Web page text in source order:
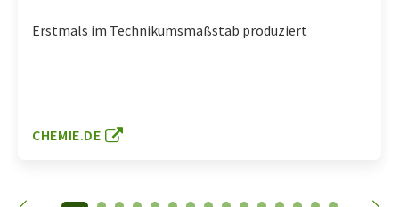
Erstmals im Technikumsmaßstab produziert
CHEMIE.DE